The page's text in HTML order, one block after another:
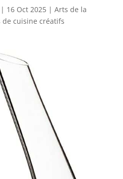
| 16 Oct 2025| Arts de la
de cuisine créatifs